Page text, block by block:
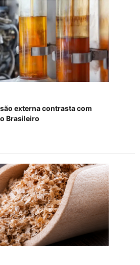
externa contrasta com
Brasileiro